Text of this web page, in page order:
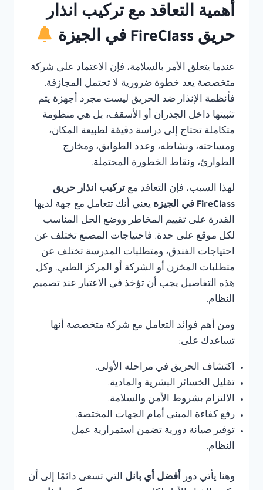
أهمية التعاقد مع تركيب انذار
حريق FireClass في الجيزة
عندما يتعلق الأمر بالسلامة، فإن الاعتماد على شركة
متخصصة يعد خطوة ضرورية لا تحتمل المجازفة.
فأنظمة الإنذار ضد الحريق ليست مجرد أجهزة يتم
تثبيتها داخل الجدران أو الأسقف، بل هي منظومة
متكاملة تحتاج إلى دراسة دقيقة لطبيعة المكان،
ومساحته، ونشاطه، وعدد الطوابق، ومخارج
الطوارئ، ونقاط الخطورة المحتملة.
لهذا السبب، فإن التعاقد مع تركيب انذار حريق
FireClass في الجيزة
يعني أنك تتعامل مع جهة لديها
القدرة على تقييم المخاطر ووضع الحل المناسب
لكل موقع على حدة. فاحتياجات المصنع تختلف عن
احتياجات الفندق، ومتطلبات المدرسة تختلف عن
متطلبات المخزن أو الشركة أو المركز الطبي. وكل
هذه التفاصيل يجب أن تؤخذ في الاعتبار عند تصميم
النظام.
ومن أهم فوائد التعامل مع شركة متخصصة أنها
تساعدك على:
اكتشاف الحريق في مراحله الأولى.
تقليل الخسائر البشرية والمادية.
الالتزام بشروط الأمن والسلامة.
رفع كفاءة المبنى أمام الجهات المختصة.
توفير صيانة دورية تضمن استمرارية عمل
النظام.
وهنا يأتي دور أفضل أي بانل التي تسعى دائمًا إلى أن